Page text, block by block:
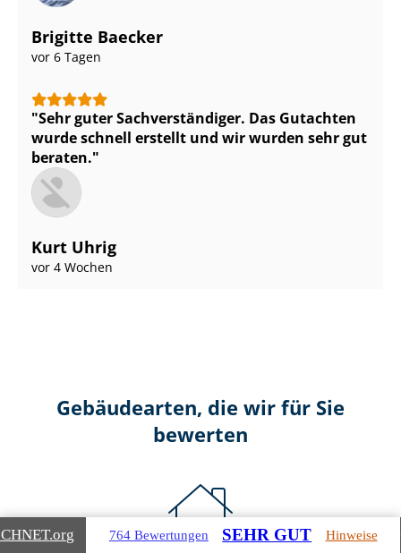
Brigitte Baecker
vor 6 Tagen
Sehr guter Sach­ver­stän­di­ger. Das Gutachten
wurde schnell erstellt und wir wurden sehr gut
beraten.
Kurt Uhrig
vor 4 Wochen
Gebäudearten, die wir für Sie
bewerten
.org 764 Bewertungen SEHR GUT Hinweise